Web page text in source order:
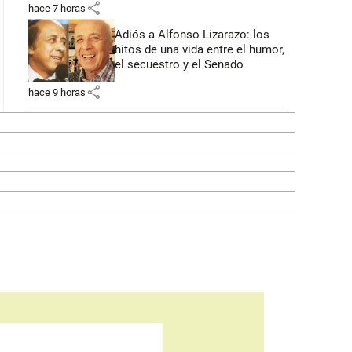
hace 7 horas share
Adiós a Alfonso Lizarazo: los
hitos de una vida entre el humor,
el secuestro y el Senado
hace 9 horas share